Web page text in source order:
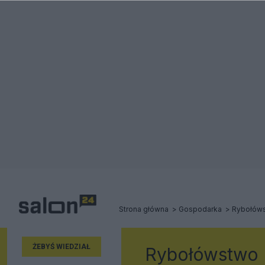
Strona główna Gospodarka
ŻEBYŚ WIEDZIAŁ Rybołówstwo